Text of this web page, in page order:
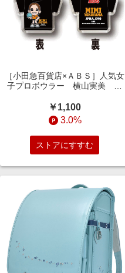
［小田急百貨店×ＡＢＳ］人気女
子プロボウラー 横山実美 キ
￥1,100
3.0%
ストアにすすむ